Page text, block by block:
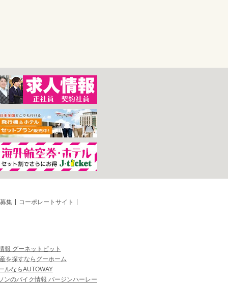
集 コーポレートサイト
報 グーネットピット
を探すならグーホーム
ルならAUTOWAY
ンのバイク情報 バージンハーレー